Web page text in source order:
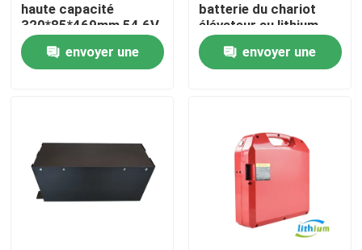
Maison
Au sujet de nous
haute capacité
320*85*469mm 54,6V
Longue durée de vie
envoyer une
batterie du chariot
élévateur au lithium
envoyer une